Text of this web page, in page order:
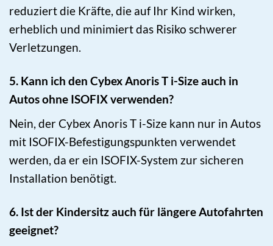
reduziert die Kräfte, die auf Ihr Kind wirken,
erheblich und minimiert das Risiko schwerer
Verletzungen.
5. Kann ich den Cybex Anoris T i-Size auch in
Autos ohne ISOFIX verwenden?
Nein, der Cybex Anoris T i-Size kann nur in Autos
mit ISOFIX-Befestigungspunkten verwendet
werden, da er ein ISOFIX-System zur sicheren
Installation benötigt.
6. Ist der Kindersitz auch für längere Autofahrten
geeignet?